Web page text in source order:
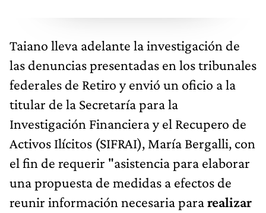
Taiano lleva adelante la investigación de
las denuncias presentadas en los tribunales
federales de Retiro y envió un oficio a la
titular de la Secretaría para la
Investigación Financiera y el Recupero de
Activos Ilícitos (SIFRAI), María Bergalli, con
el fin de requerir "asistencia para elaborar
una propuesta de medidas a efectos de
reunir información necesaria pararealizar